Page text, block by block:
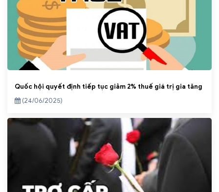
Quốc hội quyết định tiếp tục giảm 2% thuế giá trị gia tăng
(24/06/2025)